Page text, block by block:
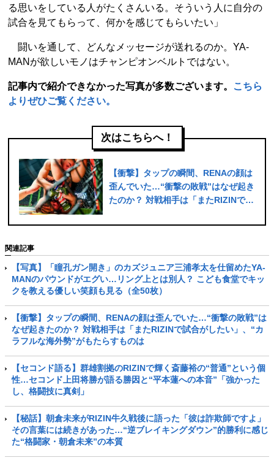
る思いをしている人がたくさんいる。そういう人に自分の
試合を見てもらって、何かを感じてもらいたい」
闘いを通して、どんなメッセージが送れるのか。YA-
MANが欲しいモノはチャンピオンベルトではない。
記事内で紹介できなかった写真が多数ございます。
こちら
よりぜひご覧ください。
次はこちらへ！
【衝撃】タップの瞬間、RENAの顔は
歪んでいた…“衝撃の敗戦”はなぜ起き
たのか？ 対戦相手は「またRIZINで試
もたらすものは
関連記事
【写真】「瞳孔ガン開き」のカズジュニア三浦孝太を仕留めたYA-
MANのパウンドがエグい…リング上とは別人？ こども食堂でキッ
クを教える優しい笑顔も見る（全50枚）
【衝撃】タップの瞬間、RENAの顔は歪んでいた…“衝撃の敗戦”は
なぜ起きたのか？ 対戦相手は「またRIZINで試合がしたい」、“カ
ラフルな海外勢”がもたらすものは
【セコンド語る】群雄割拠のRIZINで輝く斎藤裕の“普通”という個
性…セコンド上田将勝が語る勝因と“平本蓮への本音”「強かった
し、格闘技に真剣」
【秘話】朝倉未来がRIZIN牛久戦後に語った「彼は詐欺師ですよ」
その言葉には続きがあった…“逆ブレイキングダウン”的勝利に感じ
た“格闘家・朝倉未来”の本質